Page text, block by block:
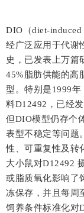
DIO（diet-
经广泛应用于代谢
史，已发表上万篇
45%脂肪供能的高
型。特别是1999年
料D12492，已经
但DIO模型仍存个
表型不稳定等问题
性、可重复性及转
大小鼠对D12492
或脂质氧化影响了
冻保存，并且每周
饲养条件标准化对